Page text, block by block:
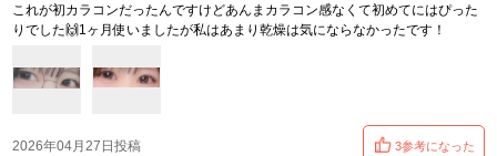
これが初カラコンだったんですけどあんまカラコン感なくて初めてにはぴった
りでした🙌1ヶ月使いましたが私はあまり乾燥は気にならなかったです！
2026年04月27日投稿 3参考になった